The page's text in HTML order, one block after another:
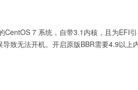
CentOS 7 系统，自带3.1内核，且为EFI
导致无法开机。开启原版BBR需要4.9以上